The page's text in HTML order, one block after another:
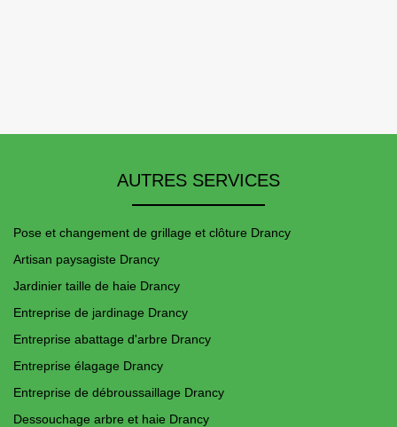
AUTRES SERVICES
Pose et changement de grillage et clôture Drancy
Artisan paysagiste Drancy
Jardinier taille de haie Drancy
Entreprise de jardinage Drancy
Entreprise abattage d'arbre Drancy
Entreprise élagage Drancy
Entreprise de débroussaillage Drancy
Dessouchage arbre et haie Drancy